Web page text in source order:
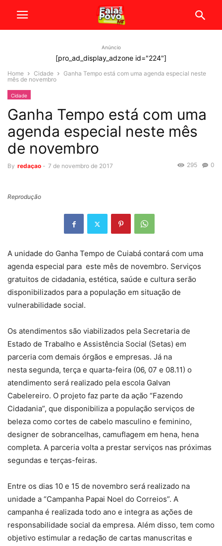
Anúncio
[pro_ad_display_adzone id="224"]
Home Cidade
Ganha Tempo está com uma agenda especial neste
mês de novembro
Cidade
Ganha Tempo está com uma
agenda especial neste mês
de novembro
By redaçao - 7 de novembro de 2017 0
295
Reprodução
A unidade do Ganha Tempo de Cuiabá contará com uma
agenda especial para este mês de novembro. Serviços
gratuitos de cidadania, estética, saúde e cultura serão
disponibilizados para a população em situação de
vulnerabilidade social.
Os atendimentos são viabilizados pela Secretaria de
Estado de Trabalho e Assistência Social (Setas) em
parceria com demais órgãos e empresas. Já na
nesta segunda, terça e quarta-feira (06, 07 e 08.11) o
atendimento será realizado pela escola Galvan
Cabelereiro. O projeto faz parte da ação “Fazendo
Cidadania”, que disponibiliza a população serviços de
beleza como cortes de cabelo masculino e feminino,
designer de sobrancelhas, camuflagem em hena, hena
completa. A parceria volta a prestar serviços nas próximas
segundas e terças-feiras.
Entre os dias 10 e 15 de novembro será realizado na
unidade a “Campanha Papai Noel do Correios”. A
campanha é realizada todo ano e integra as ações de
responsabilidade social da empresa. Além disso, tem como
objetivo estimular a redação de cartas manuscritas e